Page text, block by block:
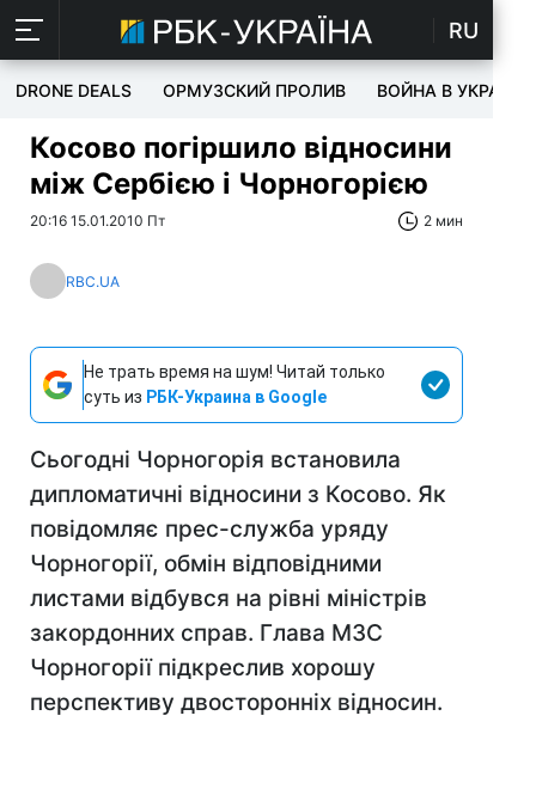
RU
DRONE DEALS ОРМУЗСКИЙ ПРОЛИВ ВОЙНА В УКРАИНЕ
Косово погіршило відносини
між Сербією і Чорногорією
20:16 15.01.2010 Пт 2 мин
RBC.UA
Не трать время на шум! Читай только
суть из РБК-Украина в Google
Сьогодні Чорногорія встановила
дипломатичні відносини з Косово. Як
повідомляє прес-служба уряду
Чорногорії, обмін відповідними
листами відбувся на рівні міністрів
закордонних справ. Глава МЗС
Чорногорії підкреслив хорошу
перспективу двосторонніх відносин.